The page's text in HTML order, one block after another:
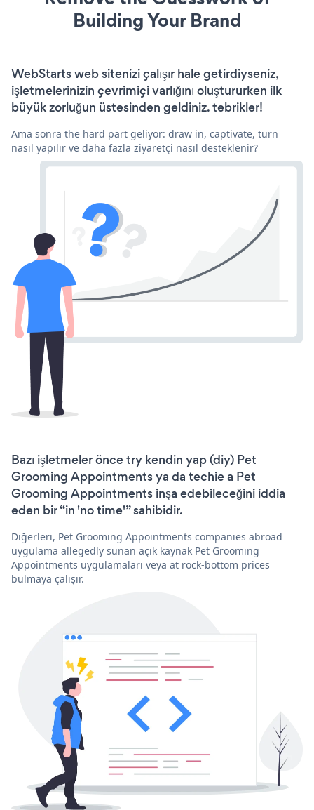
Building Your Brand
WebStarts web sitenizi çalışır hale getirdiyseniz,
işletmelerinizin çevrimiçi varlığını oluştururken ilk
büyük zorluğun üstesinden geldiniz. tebrikler!
Ama sonra the hard part geliyor: draw in, captivate, turn
nasıl yapılır ve daha fazla ziyaretçi nasıl desteklenir?
Bazı işletmeler önce try kendin yap (diy) Pet
Grooming Appointments ya da techie a Pet
Grooming Appointments inşa edebileceğini iddia
eden bir “in 'no time'” sahibidir.
Diğerleri, Pet Grooming Appointments companies abroad
uygulama allegedly sunan açık kaynak Pet Grooming
Appointments uygulamaları veya at rock-bottom prices
bulmaya çalışır.